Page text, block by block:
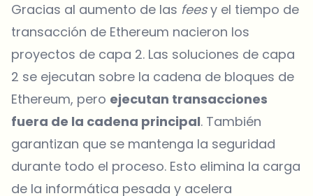
Gracias al aumento de las feesy el tiempo de
transacción de Ethereum nacieron los
proyectos de capa 2. Las soluciones de capa
2 se ejecutan sobre la cadena de bloques de
Ethereum, pero ejecutan transacciones
fuera de la cadena principal. También
garantizan que se mantenga la seguridad
durante todo el proceso. Esto elimina la carga
de la informática pesada y acelera